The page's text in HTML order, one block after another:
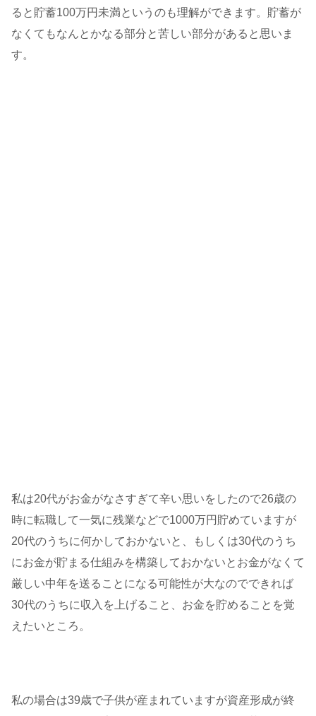
ると貯蓄100万円未満というのも理解ができます。貯蓄が
なくてもなんとかなる部分と苦しい部分があると思いま
す。
私は20代がお金がなさすぎて辛い思いをしたので26歳の
時に転職して一気に残業などで1000万円貯めていますが
20代のうちに何かしておかないと、もしくは30代のうち
にお金が貯まる仕組みを構築しておかないとお金がなくて
厳しい中年を送ることになる可能性が大なのでできれば
30代のうちに収入を上げること、お金を貯めることを覚
えたいところ。
私の場合は39歳で子供が産まれていますが資産形成が終